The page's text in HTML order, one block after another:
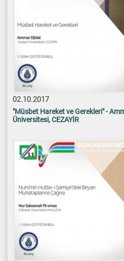
02.10.2017
"Müsbet Hareket ve Gerekleri" -
Üniversitesi, CEZAYİR